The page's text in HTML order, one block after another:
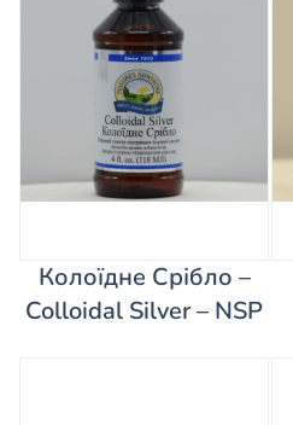
Колоїдне Срібло –
Colloidal Silver – NSP